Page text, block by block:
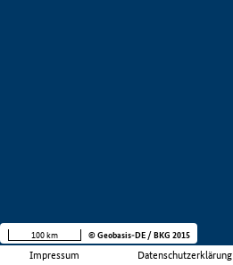
Impressum Datenschutzerklärung
100 km © Geobasis-DE / BKG 2015